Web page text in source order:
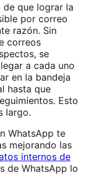
de que lograr la
por correo
razón. Sin
correos
se
a cada uno
en la bandeja
hasta que
Esto
largo.
WhatsApp te
mejorando las
internos de
de WhatsApp lo